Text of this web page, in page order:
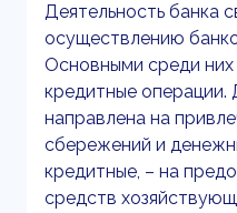
Деятельность банка
осуществлению
Основными среди них
кредитные операции.
направлена на
сбережений и
кредитные, – на
средств